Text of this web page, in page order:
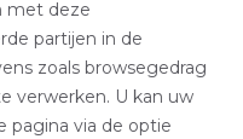
met deze
partijen in de
zoals browsegedrag
verwerken. U kan uw
pagina via de optie